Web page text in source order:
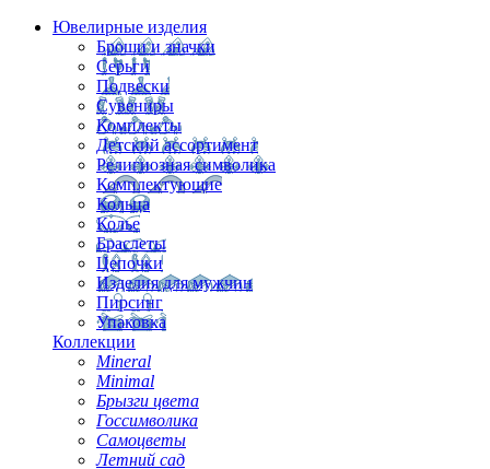
Ювелирные изделия
Броши и значки
Серьги
Подвески
Сувениры
Комплекты
Детский ассортимент
Религиозная символика
Комплектующие
Кольца
Колье
Браслеты
Цепочки
Изделия для мужчин
Пирсинг
Упаковка
Коллекции
Mineral
Minimal
Брызги цвета
Госсимволика
Самоцветы
Летний сад